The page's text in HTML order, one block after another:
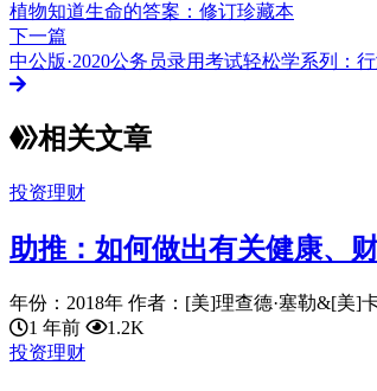
植物知道生命的答案：修订珍藏本
下一篇
中公版·2020公务员录用考试轻松学系列：
相关文章
投资理财
助推：如何做出有关健康、
年份：2018年 作者：[美]理查德·塞勒&[美]
1 年前
1.2K
投资理财